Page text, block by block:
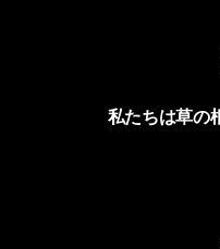
私たちは草の